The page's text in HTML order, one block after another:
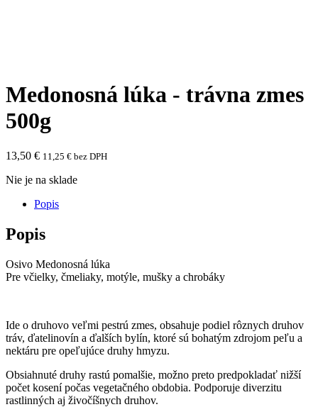
Medonosná lúka - trávna zmes
500g
13,50 € 11,25 € bez DPH
Nie je na sklade
Popis
Popis
Osivo Medonosná lúka
Pre včielky, čmeliaky, motýle, mušky a chrobáky
Ide o druhovo veľmi pestrú zmes, obsahuje podiel rôznych druhov
tráv, ďatelinovín a ďalších bylín, ktoré sú bohatým zdrojom peľu a
nektáru pre opeľujúce druhy hmyzu.
Obsiahnuté druhy rastú pomalšie, možno preto predpokladať nižší
počet kosení počas vegetačného obdobia. Podporuje diverzitu
rastlinných aj živočíšnych druhov.